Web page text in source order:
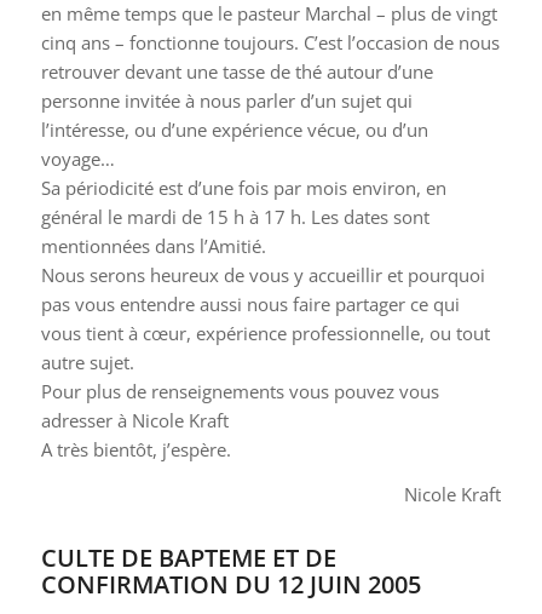
en même temps que le pasteur Marchal – plus de vingt
cinq ans – fonctionne toujours. C’est l’occasion de nous
retrouver devant une tasse de thé autour d’une
personne invitée à nous parler d’un sujet qui
l’intéresse, ou d’une expérience vécue, ou d’un
voyage…
Sa périodicité est d’une fois par mois environ, en
général le mardi de 15 h à 17 h. Les dates sont
mentionnées dans l’Amitié.
Nous serons heureux de vous y accueillir et pourquoi
pas vous entendre aussi nous faire partager ce qui
vous tient à cœur, expérience professionnelle, ou tout
autre sujet.
Pour plus de renseignements vous pouvez vous
adresser à Nicole Kraft
A très bientôt, j’espère.
Nicole Kraft
CULTE DE BAPTEME ET DE
CONFIRMATION DU 12 JUIN 2005